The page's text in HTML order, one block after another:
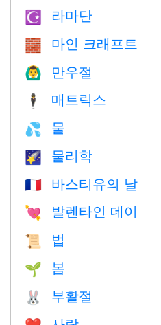
☪️ 라마단
🧱 마인 크래프트
🙆‍♂️ 만우절
🕴️ 매트릭스
💦 물
🌠 물리학
🇫🇷 바스티유의 날
💘 발렌타인 데이
📜 법
🌱 봄
🐰 부활절